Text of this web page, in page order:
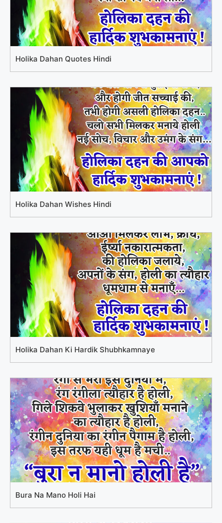
Holika Dahan Quotes Hindi
Holika Dahan Wishes Hindi
Holika Dahan Ki Hardik Shubhkamnaye
Bura Na Mano Holi Hai